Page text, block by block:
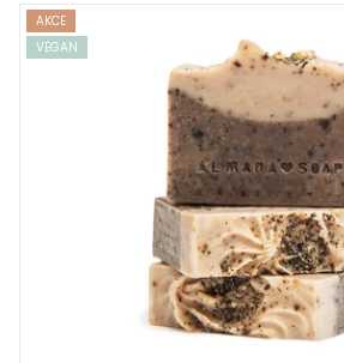
AKCE
VEGAN